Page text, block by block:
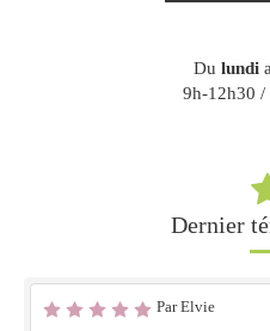
Du lundi
9h-12h30 /
Dernier
Par Elvie